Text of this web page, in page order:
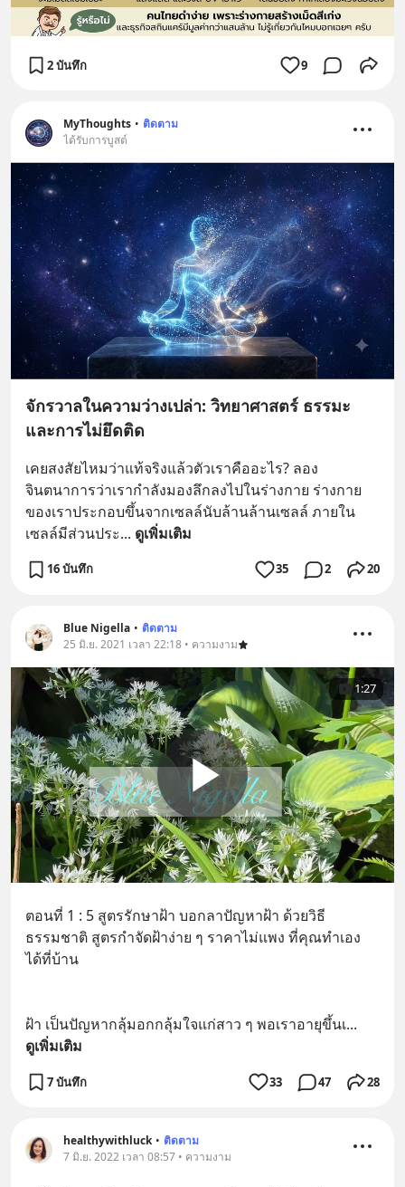
2 บันทึก 9
MyThoughts • ติดตาม
ได้รับการบูสต์
จักรวาลในความว่างเปล่า: วิทยาศาสตร์ ธรรมะ
และการไม่ยึดติด
เคยสงสัยไหมว่าแท้จริงแล้วตัวเราคืออะไร? ลอง
จินตนาการว่าเรากำลังมองลึกลงไปในร่างกาย ร่างกาย
ของเราประกอบขึ้นจากเซลล์นับล้านล้านเซลล์ ภายใน
เซลล์มีส่วนประ... ดูเพิ่มเติม
16 บันทึก 35 2 20
Blue Nigella • ติดตาม
25 มิ.ย. 2021 เวลา 22:18 • ความงาม
1:27
ตอนที่ 1 : 5 สูตรรักษาฝ้า บอกลาปัญหาฝ้า ด้วยวิธี
ธรรมชาติ สูตรกำจัดฝ้าง่าย ๆ ราคาไม่แพง ที่คุณทำเอง
ได้ที่บ้าน
ฝ้า เป็นปัญหากลุ้มอกกลุ้มใจแก่สาว ๆ พอเราอายุขึ้นเ...
ดูเพิ่มเติม
7 บันทึก 33 47 28
healthywithluck • ติดตาม
7 มิ.ย. 2022 เวลา 08:57 • ความงาม